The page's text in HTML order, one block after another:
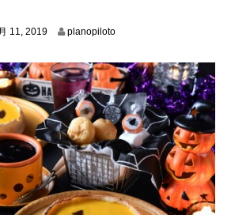
11, 20191
2
,
2
0
1
9
planopiloto